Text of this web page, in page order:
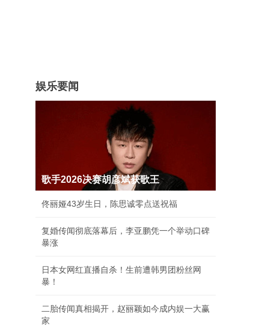
娱乐要闻
歌手2026决赛胡彦斌获歌王
佟丽娅43岁生日，陈思诚零点送祝福
复婚传闻彻底落幕后，李亚鹏凭一个举动口碑
暴涨
日本女网红直播自杀！生前遭韩男团粉丝网
暴！
二胎传闻真相揭开，赵丽颖如今成内娱一大赢
家